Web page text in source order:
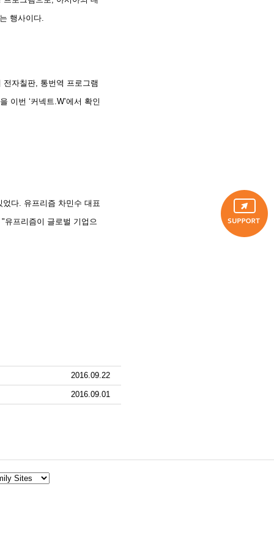
행사이다.
자칠판, 통번역 프로그램
이번 ‘커넥트.W’에서 확인
다. 유프리즘 차민수 대표
유프리즘이 글로벌 기업으
2016.09.22
2016.09.01